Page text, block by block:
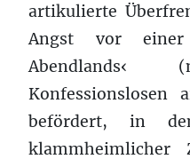
artikulierte
Angst vor einer
Abendlands‹
befördert, in
klammheimlicher